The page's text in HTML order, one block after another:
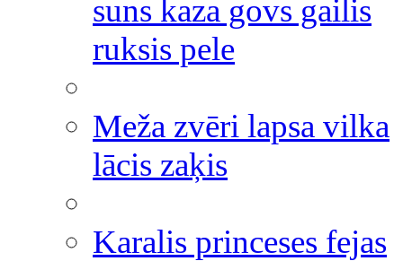
suns kaza govs gailis
ruksis pele
Meža zvēri lapsa vilka
lācis zaķis
Karalis princeses fejas